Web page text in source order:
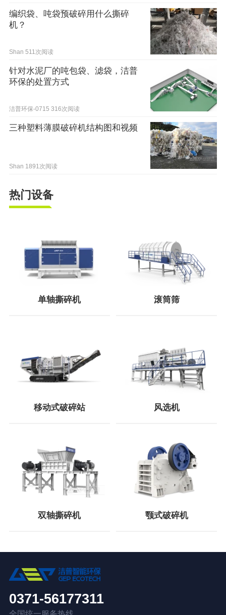
编织袋、吨袋预破碎用什么撕碎
机？
Shan 511次阅读
针对水泥厂的吨包袋、滤袋，洁普
环保的处置方式
洁普环保-0715 316次阅读
三种塑料薄膜破碎机结构图和视频
Shan 1891次阅读
热门设备
单轴撕碎机 滚筒筛
移动式破碎站 风选机
双轴撕碎机 颚式破碎机
0371-56177311